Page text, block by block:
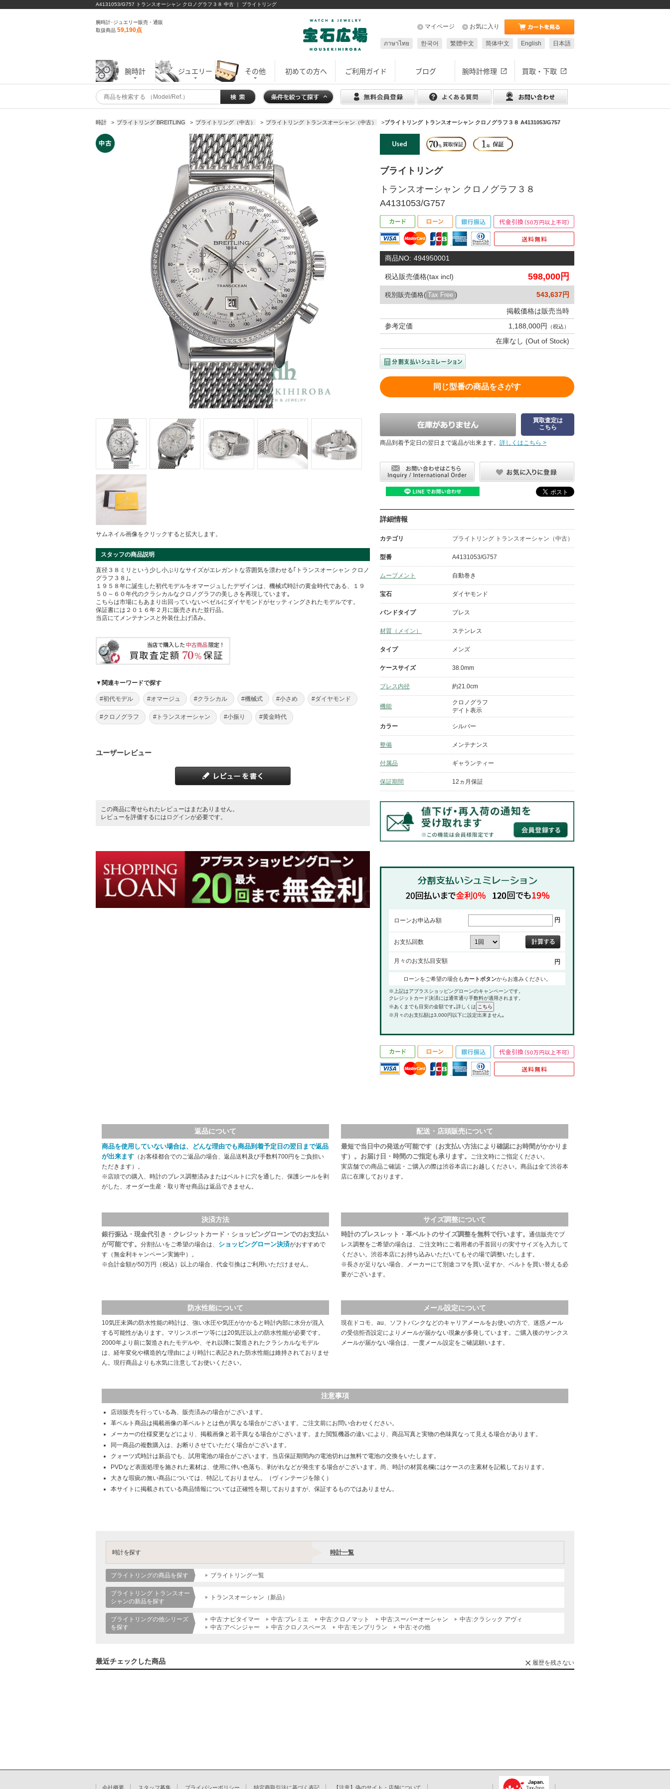
A4131053/G757 トランスオーシャン クロノグラフ３８ 中古 ｜ ブライトリング
腕時計･ジュエリー販売・通販
取扱商品 59,190点 お気に入り
マイページ
日本語
English
简体中文
繁體中文
한국어
ภาษาไทย
腕時計 ジュエリー その他 初めての方へ ご利用ガイド ブログ 腕時計修理 買取・下取
時計 > ブライトリング BREITLING > ブライトリング（中古） > ブライトリング トランスオーシャン（中古） >ブライトリング トランスオーシャン クロノグラフ３８ A4131053/G757
サムネイル画像をクリックすると拡大します。
スタッフの商品説明
直径３８ミリという少し小ぶりなサイズがエレガントな雰囲気を漂わせる｢トランスオーシャン クロノ
グラフ３８｣｡
１９５８年に誕生した初代モデルをオマージュしたデザインは、機械式時計の黄金時代である、１９
５０～６０年代のクラシカルなクロノグラフの美しさを再現しています｡
こちらは市場にもあまり出回っていないベゼルにダイヤモンドがセッティングされたモデルです。
保証書には２０１６年２月に販売された並行品。
当店にてメンテナンスと外装仕上げ済み。
▼関連キーワードで探す
#初代モデル #オマージュ #クラシカル #機械式 #小さめ #ダイヤモンド
#クロノグラフ #トランスオーシャン #小振り #黄金時代
ユーザーレビュー
この商品に寄せられたレビューはまだありません。
レビューを評価するには ログインが必要です。
ブライトリング
トランスオーシャン クロノグラフ３８
A4131053/G757
商品NO: 494950001
税込販売価格(tax incl) 598,000円
税別販売価格( Tax Free ) 543,637円
掲載価格は販売当時
参考定価
1,188,000円 （税込）
在庫なし (Out of Stock)
同じ型番の商品をさがす
買取査定は
こちら
商品到着予定日の翌日まで返品が出来ます。 詳しくはこちら >
詳細情報
カテゴリ ブライトリング トランスオーシャン（中古）
型番 A4131053/G757
ムーブメント 自動巻き
宝石 ダイヤモンド
バンドタイプ ブレス
材質（メイン） ステンレス
タイプ メンズ
ケースサイズ 38.0mm
ブレス内径 約21.0cm
機能
クロノグラフ
デイト表示
カラー シルバー
整備 メンテナンス
付属品 ギャランティー
保証期間 12ヵ月保証
ローンお申込み額 円
お支払回数
月々のお支払目安額 円
ローンをご希望の場合もカートボタンからお進みください。
※上記はアプラスショッピングローンのキャンペーンです。
クレジットカード決済には通常通り手数料が適用されます。
※あくまでも目安の金額です｡詳しくは
※月々のお支払額は3,000円以下に設定出来ません｡
返品について
商品を使用していない場合は、どんな理由でも商品到着予定日の翌日まで返品
が出来ます （お客様都合でのご返品の場合、返品送料及び手数料700円をご負担い
ただきます）。
※店頭での購入、時計のブレス調整済みまたはベルトに穴を通した、保護シールを剥
がした、オーダー生産・取り寄せ商品は返品できません。
配送・店頭販売について
最短で当日中の発送が可能です（お支払い方法により確認にお時間がかかりま
す）。お届け日・時間のご指定も承ります。
ご注文時にご指定ください。
実店舗での商品ご確認・ご購入の際は渋谷本店にお越しください。商品は全て渋谷本
店に在庫しております。
決済方法
銀行振込・現金代引き・クレジットカード・ショッピングローンでのお支払い
が可能です。 分割払いをご希望の場合は、 ショッピングローン決済がおすすめで
す（無金利キャンペーン実施中）。
※合計金額が50万円（税込）以上の場合、代金引換はご利用いただけません。
サイズ調整について
時計のブレスレット・革ベルトのサイズ調整を無料で行います。 通信販売でブ
レス調整をご希望の場合は、ご注文時にご着用者の手首回りの実寸サイズを入力して
ください。渋谷本店にお持ち込みいただいてもその場で調整いたします。
※長さが足りない場合、メーカーにて別途コマを買い足すか、ベルトを買い替える必
要がございます。
防水性能について
10気圧未満の防水性能の時計は、強い水圧や気圧がかかると時計内部に水分が混入
する可能性があります。マリンスポーツ等には20気圧以上の防水性能が必要です。
2000年より前に製造されたモデルや、それ以降に製造されたクラシカルなモデル
は、経年変化や構造的な理由により時計に表記された防水性能は維持されておりませ
ん。現行商品よりも水気に注意してお使いください。
メール設定について
現在ドコモ、au、ソフトバンクなどのキャリアメールをお使いの方で、迷惑メール
の受信拒否設定によりメールが届かない現象が多発しています。ご購入後のサンクス
メールが届かない場合は、一度メール設定をご確認願います。
注意事項
店頭販売を行っている為、販売済みの場合がございます。
革ベルト商品は掲載画像の革ベルトとは色が異なる場合がございます。ご注文前にお問い合わせください。
メーカーの仕様変更などにより、掲載画像と若干異なる場合がございます。また閲覧機器の違いにより、商品写真と実物の色味異なって見える場合があります。
同一商品の複数購入は、お断りさせていただく場合がございます。
クォーツ式時計は新品でも、試用電池の場合がございます。当店保証期間内の電池切れは無料で電池の交換をいたします。
PVDなど表面処理を施された素材は、使用に伴い色落ち、剥がれなどが発生する場合がございます。尚、時計の材質名欄にはケースの主素材を記載しております。
大きな瑕疵の無い商品については、特記しておりません。（ヴィンテージを除く）
本サイトに掲載されている商品情報については正確性を期しておりますが、保証するものではありません。
時計を探す 時計一覧
ブライトリングの商品を探す ブライトリング一覧
ブライトリング トランスオー
シャンの新品を探す
トランスオーシャン（新品）
ブライトリングの他シリーズ
を探す
中古:ナビタイマー 中古:プレミエ 中古:クロノマット 中古:スーパーオーシャン
中古:クラシック アヴィ
中古:アベンジャー
中古:クロノスペース 中古:モンブリラン 中古:その他
最近チェックした商品 履歴を残さない
会社概要 スタッフ募集 プライバシーポリシー 特定商取引法に基づく表記 【注意】偽のサイト・店舗について